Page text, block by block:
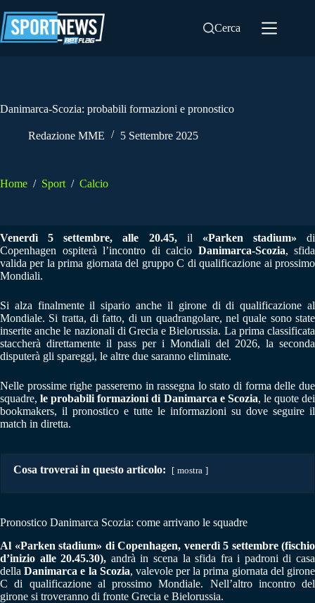
al
contenuto
Cerca
Danimarca-Scozia: probabili formazioni e pronostico
Redazione MME 5 Settembre 2025
Home / Sport / Calcio
Venerdì 5 settembre, alle 20.45,il «Parken stadium» di
Copenhagen ospiterà l’incontro di calcio Danimarca-Scozia, sfida
valida per la prima giornata del gruppo C di qualificazione ai prossimo
Mondiali.
Si alza finalmente il sipario anche il girone di di qualificazione al
Mondiale. Si tratta, di fatto, di un quadrangolare, nel quale sono state
inserite anche le nazionali di Grecia e Bielorussia. La prima classificata
staccherà direttamente il pass per i Mondiali del 2026, la seconda
disputerà gli spareggi, le altre due saranno eliminate.
Nelle prossime righe passeremo in rassegna lo stato di forma delle due
squadre,le probabili formazioni di Danimarca e Scozia, le quote dei
bookmakers, il pronostico e tutte le informazioni su dove seguire il
match in diretta.
Cosa troverai in questo articolo: mostra
Pronostico Danimarca Scozia: come arrivano le squadre
Al «Parken stadium» di Copenhagen, venerdì 5 settembre (fischio
d’inizio alle 20.45.30), andrà in scena la sfida fra i padroni di casa
dellaDanimarca e la Scozia, valevole per la prima giornata del girone
C di qualificazione al prossimo Mondiale. Nell’altro incontro del
girone si troveranno di fronte Grecia e Bielorussia.